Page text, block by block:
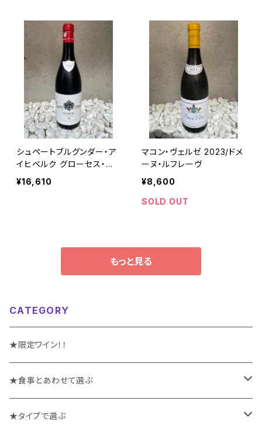
シュペートブルグンダー・ア
イヒベルク グローセス・ゲ
ヴェックス 2022/フランツ・
ケラー
¥16,610
マコン・ヴェルゼ 2023/ドメ
ーヌ・ルフレーヴ
¥8,600
SOLD OUT
もっと見る
CATEGORY
★限定ワイン！！
★食事とあわせて選ぶ
チーズや前菜と楽しむワイン
★タイプで選ぶ